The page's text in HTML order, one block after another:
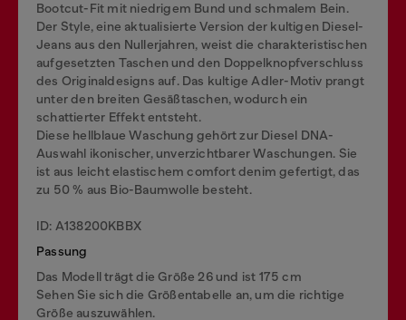
Bootcut-Fit mit niedrigem Bund und schmalem Bein.
Der Style, eine aktualisierte Version der kultigen Diesel-
Jeans aus den Nullerjahren, weist die charakteristischen
aufgesetzten Taschen und den Doppelknopfverschluss
des Originaldesigns auf. Das kultige Adler-Motiv prangt
unter den breiten Gesäßtaschen, wodurch ein
schattierter Effekt entsteht.
Diese hellblaue Waschung gehört zur Diesel DNA-
Auswahl ikonischer, unverzichtbarer Waschungen. Sie
ist aus leicht elastischem comfort denim gefertigt, das
zu 50 % aus Bio-Baumwolle besteht.
ID: A138200KBBX
Passung
Das Modell trägt die Größe 26 und ist 175 cm
Sehen Sie sich die Größentabelle an, um die richtige
Größe auszuwählen.